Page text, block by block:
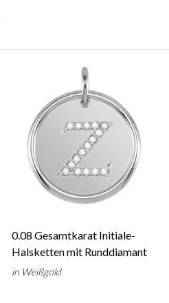
0.08 Gesamtkarat Initiale-
Halsketten mit Runddiamant
in Weißgold